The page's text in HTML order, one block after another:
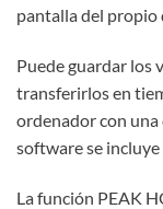
pantalla del
Puede guardar los
transferirlos en
ordenador con una
software se incluye
La función PEAK